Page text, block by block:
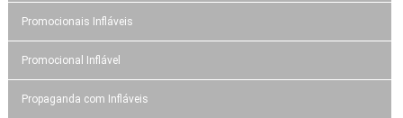
Promocionais Infláveis
Promocional Inflável
Propaganda com Infláveis